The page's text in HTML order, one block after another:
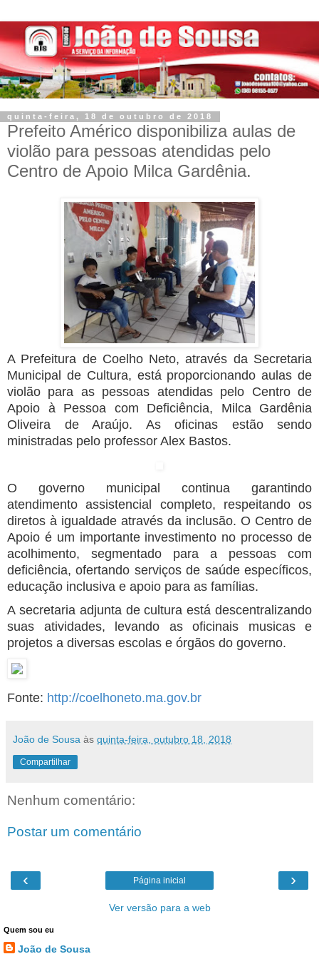
quinta-feira, 18 de outubro de 2018
Prefeito Américo disponibiliza aulas de
violão para pessoas atendidas pelo
Centro de Apoio Milca Gardênia.
A Prefeitura de Coelho Neto, através da Secretaria
Municipal de Cultura, está proporcionando aulas de
violão para as pessoas atendidas pelo Centro de
Apoio à Pessoa com Deficiência, Milca Gardênia
Oliveira de Araújo. As oficinas estão sendo
ministradas pelo professor Alex Bastos.
O governo municipal continua garantindo
atendimento assistencial completo, respeitando os
diretos à igualdade através da inclusão. O Centro de
Apoio é um importante investimento no processo de
acolhimento, segmentado para a pessoas com
deficiência, ofertando serviços de saúde específicos,
educação inclusiva e apoio para as famílias.
A secretaria adjunta de cultura está descentralizando
suas atividades, levando as oficinais musicas e
projetos a diversas escolas e órgãos do governo.
Fonte: http://coelhoneto.ma.gov.br
João de Sousa às quinta-feira, outubro 18, 2018
Compartilhar
Nenhum comentário:
Postar um comentário
‹ ›
Página inicial
Ver versão para a web
Quem sou eu
João de Sousa